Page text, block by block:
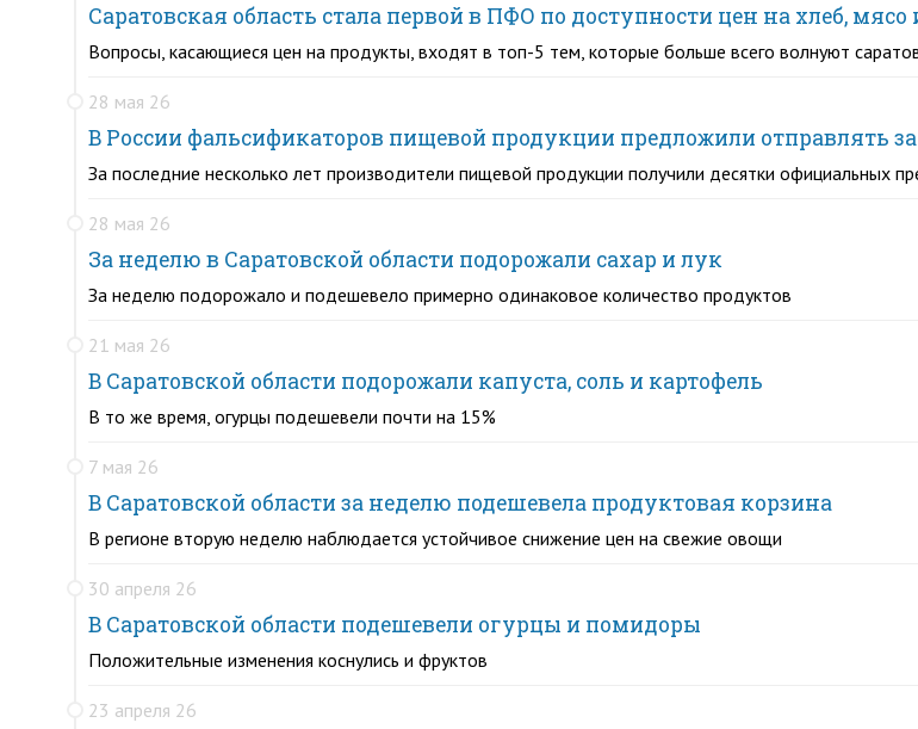
Саратовская область стала первой в ПФО по доступности цен на хлеб,
Вопросы, касающиеся цен на продукты, входят в топ-5 тем, которые больше всего волнуют
28 мая 26
В России фальсификаторов пищевой продукции предложили отправлять
За последние несколько лет производители пищевой продукции получили десятки официальных
28 мая 26
За неделю в Саратовской области подорожали сахар и лук
За неделю подорожало и подешевело примерно одинаковое количество продуктов
21 мая 26
В Саратовской области подорожали капуста, соль и картофель
В то же время, огурцы подешевели почти на 15%
7 мая 26
В Саратовской области за неделю подешевела продуктовая корзина
В регионе вторую неделю наблюдается устойчивое снижение цен на свежие овощи
30 апреля 26
В Саратовской области подешевели огурцы и помидоры
Положительные изменения коснулись и фруктов
23 апреля 26